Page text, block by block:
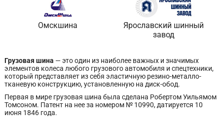
Омскшина
Ярославский шинный
завод
Грузовая шина — это один из наиболее важных и значимых
элементов колеса любого грузового автомобиля и спецтехники,
который представляет из себя эластичную резино-металло-
тканевую конструкцию, установленную на диск-обод.
Первая в мире грузовая шина была сделана Робертом Уильямом
Томсоном. Патент на нее за номером № 10990, датируется 10
июня 1846 года.